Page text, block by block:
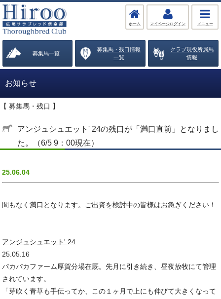
ホーム マイページログイン メニュー
募集馬一覧
募集馬・残口情報
一覧
クラブ現役所属馬
情報
お知らせ
【 募集馬・残口 】
アンジュシュエット' 24の残口が「満口直前」となりまし
た。（6/5 9：00現在）
25.06.04
間もなく満口となります。ご出資を検討中の皆様はお急ぎください！
アンジュシュエット' 24
25.05.16
パカパカファーム厚賀分場在厩。先月に引き続き、昼夜放牧にて管理
されています。
「芽吹く青草も手伝ってか、この１ヶ月で上にも伸びて大きくなって